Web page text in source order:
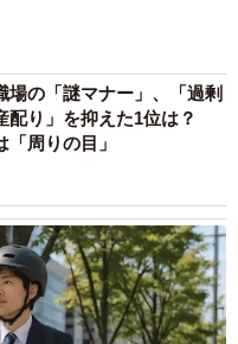
場の「謎マナー」、「過剰
配り」を抑えた1位は？
周りの目」